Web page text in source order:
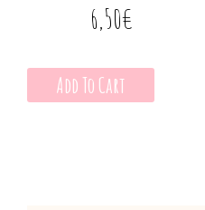
6,50€
Add To Cart